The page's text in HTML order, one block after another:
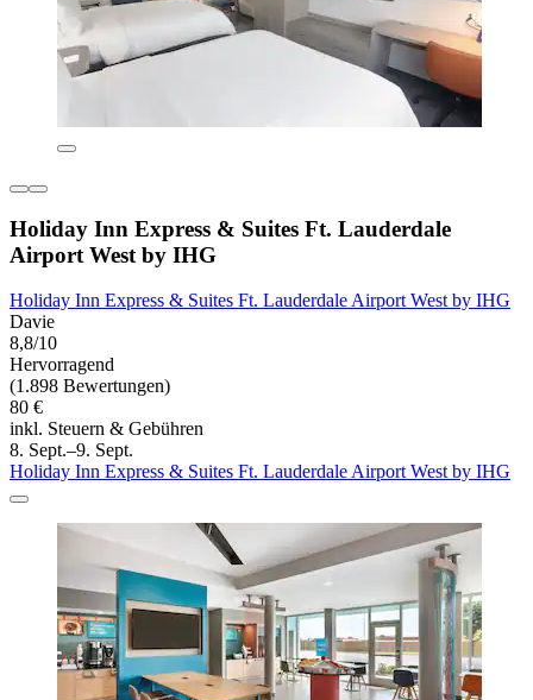
Holiday Inn Express & Suites Ft. Lauderdale
Airport West by IHG
Holiday Inn Express & Suites Ft. Lauderdale Airport West by IHG
Davie
8,8/10
Hervorragend
(1.898 Bewertungen)
80 €
inkl. Steuern & Gebühren
8. Sept.–9. Sept.
Holiday Inn Express & Suites Ft. Lauderdale Airport West by IHG